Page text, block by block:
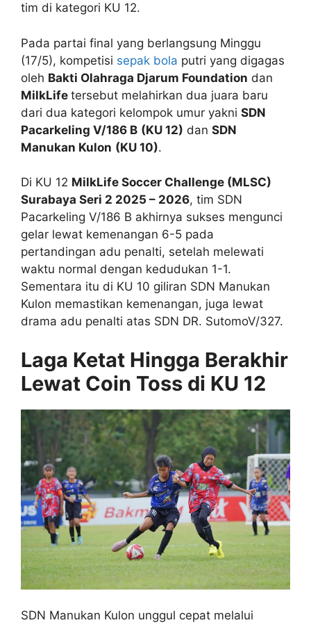
tim di kategori KU 12.
Pada partai final yang berlangsung Minggu
(17/5), kompetisi sepak bola putri yang digagas
oleh Bakti Olahraga Djarum Foundation dan
MilkLife tersebut melahirkan dua juara baru
dari dua kategori kelompok umur yakni SDN
Pacarkeling V/186 B (KU 12) dan SDN
Manukan Kulon (KU 10).
Di KU 12 MilkLife Soccer Challenge (MLSC)
Surabaya Seri 2 2025 – 2026, tim SDN
Pacarkeling V/186 B akhirnya sukses mengunci
gelar lewat kemenangan 6-5 pada
pertandingan adu penalti, setelah melewati
waktu normal dengan kedudukan 1-1.
Sementara itu di KU 10 giliran SDN Manukan
Kulon memastikan kemenangan, juga lewat
drama adu penalti atas SDN DR. SutomoV/327.
Laga Ketat Hingga Berakhir
Lewat Coin Toss di KU 12
SDN Manukan Kulon unggul cepat melalui